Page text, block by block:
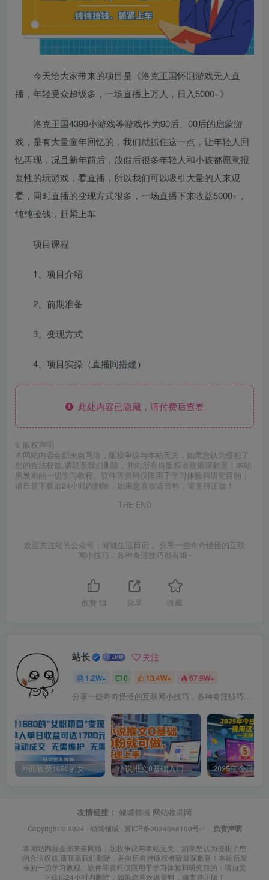
今天给大家带来的项目是《洛克王国怀旧游戏无人直
播，年轻受众超级多，一场直播上万人，日入5000+》
洛克王国4399小游戏等游戏作为90后、00后的启蒙游
戏，是有大量童年回忆的，我们就抓住这一点，让年轻人回
忆再现，况且新年前后，放假后很多年轻人和小孩都愿意报
复性的玩游戏，看直播，所以我们可以吸引大量的人来观
看，同时直播的变现方式很多，一场直播下来收益5000+，
纯纯捡钱，赶紧上车
项目课程
1、项目介绍
2、前期准备
3、变现方式
4、项目实操（直播间搭建）
此处内容已隐藏，请付费后查看
© 版权声明
本网站内容全部来自网络，版权争议与本站无关，如果您认为侵犯了
您的合法权益,请联系我们删除，并向所有持版权者致最深歉意！本站
所发布的一切学习教程、软件等资料仅限用于学习体验和研究目的；
请自觉下载后24小时内删除，如果您喜欢该资料，请支持正版！
THE END
欢迎关注站长公众号：倾城生活日记 。分享一些奇奇怪怪的互联
网小技巧，各种奇淫技巧都有哦~
点赞 13 分享 收藏
站长 关注
1.2W+ 0 13.4W+ 67.9W+
分享一些奇奇怪怪的互联网小技巧，各种奇淫技巧都在本站。
外面收费1680的女粉项目变现，单人单日收益可达1.7k，全自动成交无需维护 小说推文0基础入门教程，0粉就可做，快速上手
友情链接： 倾城领域 网站收录网
Copyright © 2024 · 倾城领域 · 冀ICP备2024088100号-1 · 负责声明
本网站内容全部来自网络，版权争议与本站无关，如果您认为侵犯了您
的合法权益,请联系我们删除，并向所有持版权者致最深歉意！本站所发
布的一切学习教程、软件等资料仅限用于学习体验和研究目的；请自觉
下载后24小时内删除，如果您喜欢该资料，请支持正版！